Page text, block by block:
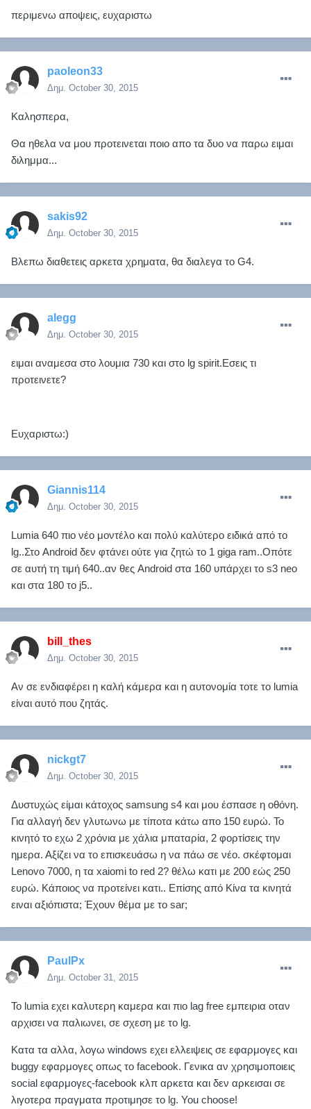
περιμενω αποψεις, ευχαριστω
paoleon33
Δημ. October 30, 2015
Καλησπερα,
Θα ηθελα να μου προτεινεται ποιο απο τα δυο να παρω ειμαι
διλημμα...
sakis92
Δημ. October 30, 2015
Βλεπω διαθετεις αρκετα χρηματα, θα διαλεγα το G4.
alegg
Δημ. October 30, 2015
ειμαι αναμεσα στο λουμια 730 και στο lg spirit.Εσεις τι
προτεινετε?
Ευχαριστω:)
Giannis114
Δημ. October 30, 2015
Lumia 640 πιο νέο μοντέλο και πολύ καλύτερο ειδικά από το
lg..Στο Android δεν φτάνει ούτε για ζητώ το 1 giga ram..Οπότε
σε αυτή τη τιμή 640..αν θες Android στα 160 υπάρχει το s3 neo
και στα 180 το j5..
bill_thes
Δημ. October 30, 2015
Αν σε ενδιαφέρει η καλή κάμερα και η αυτονομία τοτε το lumia
είναι αυτό που ζητάς.
nickgt7
Δημ. October 30, 2015
Δυστυχώς είμαι κάτοχος samsung s4 και μου έσπασε η οθόνη.
Για αλλαγή δεν γλυτωνω με τίποτα κάτω απο 150 ευρώ. Το
κινητό το εχω 2 χρόνια με χάλια μπαταρία, 2 φορτίσεις την
ημερα. Αξίζει να το επισκευάσω η να πάω σε νέο. σκέφτομαι
Lenovo 7000, η τα xaiomi to red 2? θέλω κατι με 200 εώς 250
ευρώ. Κάποιος να προτείνει κατι.. Επίσης από Κίνα τα κινητά
ειναι αξιόπιστα; Έχουν θέμα με το sar;
PaulPx
Δημ. October 31, 2015
Το lumia εχει καλυτερη καμερα και πιο lag free εμπειρια οταν
αρχισει να παλιωνει, σε σχεση με το lg.
Κατα τα αλλα, λογω windows εχει ελλειψεις σε εφαρμογες και
buggy εφαρμογες οπως το facebook. Γενικα αν χρησιμοποιεις
social εφαρμογες-facebook κλπ αρκετα και δεν αρκεισαι σε
λιγοτερα πραγματα προτιμησε το lg. You choose!